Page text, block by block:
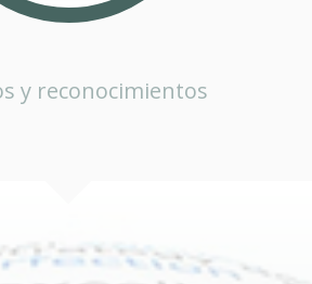
y reconocimientos